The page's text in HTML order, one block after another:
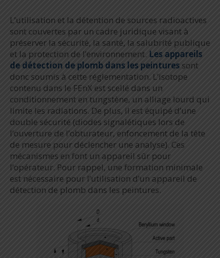
L’utilisation et la détention de sources radioactives
sont couvertes par un cadre juridique visant à
préserver la sécurité, la santé, la salubrité publique
et la protection de l’environnement. Les appareils
de détection de plomb dans les peintures sont
donc soumis à cette réglementation. L’isotope
contenu dans le FEnX est scellé dans un
conditionnement en tungstène, un alliage lourd qui
limite les radiations. De plus, il est équipé d’une
double sécurité (diodes signalétiques lors de
l’ouverture de l’obturateur, enfoncement de la tête
de mesure pour déclencher une analyse). Ces
mécanismes en font un appareil sûr pour
l’opérateur. Pour rappel, une formation minimale
est nécessaire pour l’utilisation d’un appareil de
détection de plomb dans les peintures.